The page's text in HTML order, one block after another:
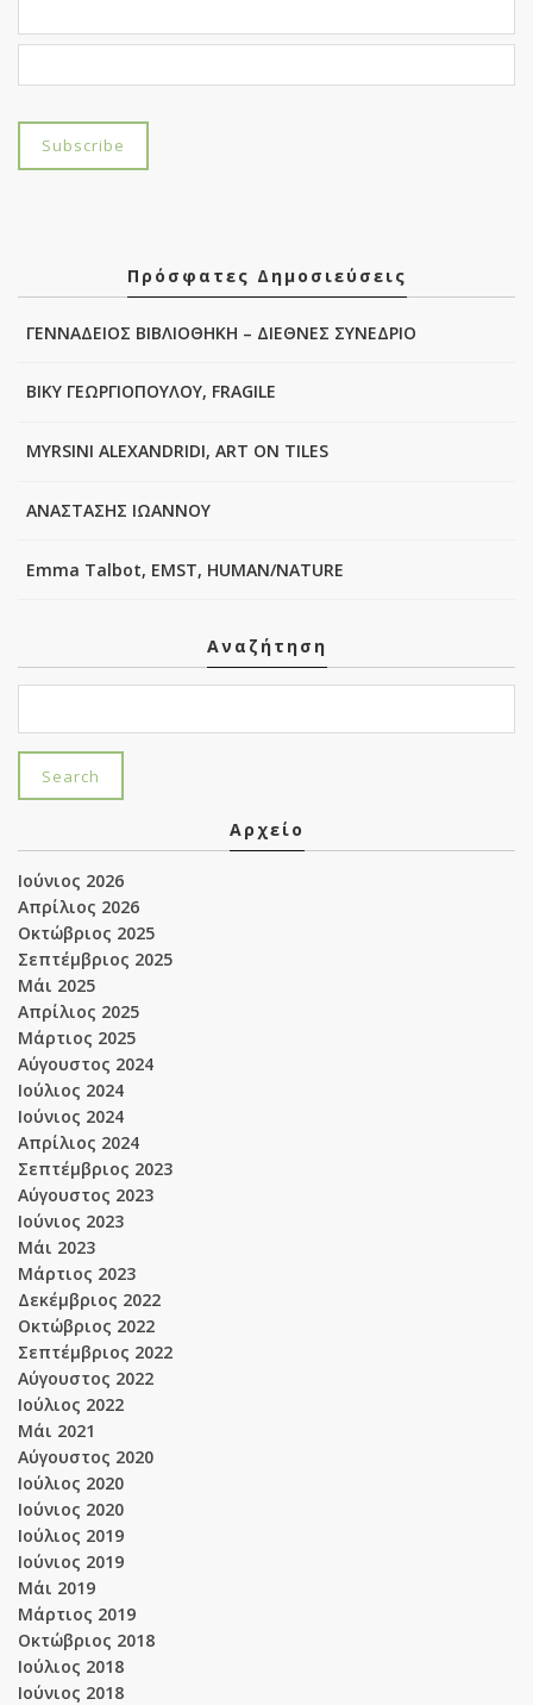
Πρόσφατες Δημοσιεύσεις
ΓΕΝΝΑΔΕΙΟΣ ΒΙΒΛΙΟΘΗΚΗ – ΔΙΕΘΝΕΣ ΣΥΝΕΔΡΙΟ
ΒΙΚΥ ΓΕΩΡΓΙΟΠΟΥΛΟΥ, FRAGILE
MYRSINI ALEXANDRIDI, ART ON TILES
ΑΝΑΣΤΑΣΗΣ ΙΩΑΝΝΟΥ
Emma Talbot, EMST, HUMAN/NATURE
Αναζήτηση
Αρχείο
Ιούνιος 2026
Απρίλιος 2026
Οκτώβριος 2025
Σεπτέμβριος 2025
Μάι 2025
Απρίλιος 2025
Μάρτιος 2025
Αύγουστος 2024
Ιούλιος 2024
Ιούνιος 2024
Απρίλιος 2024
Σεπτέμβριος 2023
Αύγουστος 2023
Ιούνιος 2023
Μάι 2023
Μάρτιος 2023
Δεκέμβριος 2022
Οκτώβριος 2022
Σεπτέμβριος 2022
Αύγουστος 2022
Ιούλιος 2022
Μάι 2021
Αύγουστος 2020
Ιούλιος 2020
Ιούνιος 2020
Ιούλιος 2019
Ιούνιος 2019
Μάι 2019
Μάρτιος 2019
Οκτώβριος 2018
Ιούλιος 2018
Ιούνιος 2018